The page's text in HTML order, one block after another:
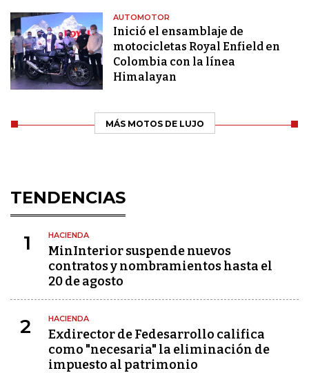
AUTOMOTOR
Inició el ensamblaje de
motocicletas Royal Enfield en
Colombia con la línea
Himalayan
MÁS MOTOS DE LUJO
TENDENCIAS
1 HACIENDA
MinInterior suspende nuevos
contratos y nombramientos hasta el
20 de agosto
2 HACIENDA
Exdirector de Fedesarrollo califica
como "necesaria" la eliminación de
impuesto al patrimonio